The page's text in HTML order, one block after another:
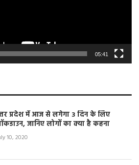
05:41
प्रदेश में आज से लगेगा 3 दिन के लिए
जानिए लोगों का क्या है कहना
10, 2020